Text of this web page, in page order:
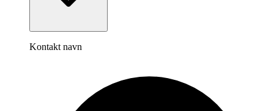
Kontakt navn